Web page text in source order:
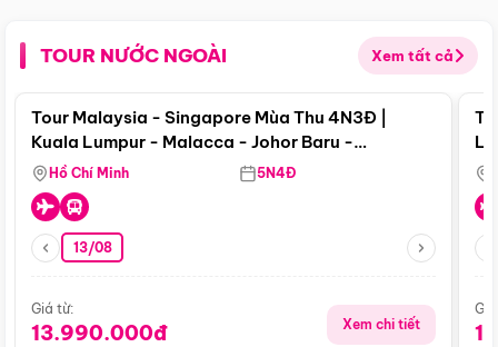
TOUR NƯỚC NGOÀI Xem tất cả
Điểm nổi bật
Tour Malaysia - Singapore Mùa Thu 4N3Đ |
Kuala Lumpur - Malacca - Johor Baru -
Singapore
Hồ Chí Minh 5N4Đ
13/08
Giá từ:
13.990.000đ Xem chi tiết